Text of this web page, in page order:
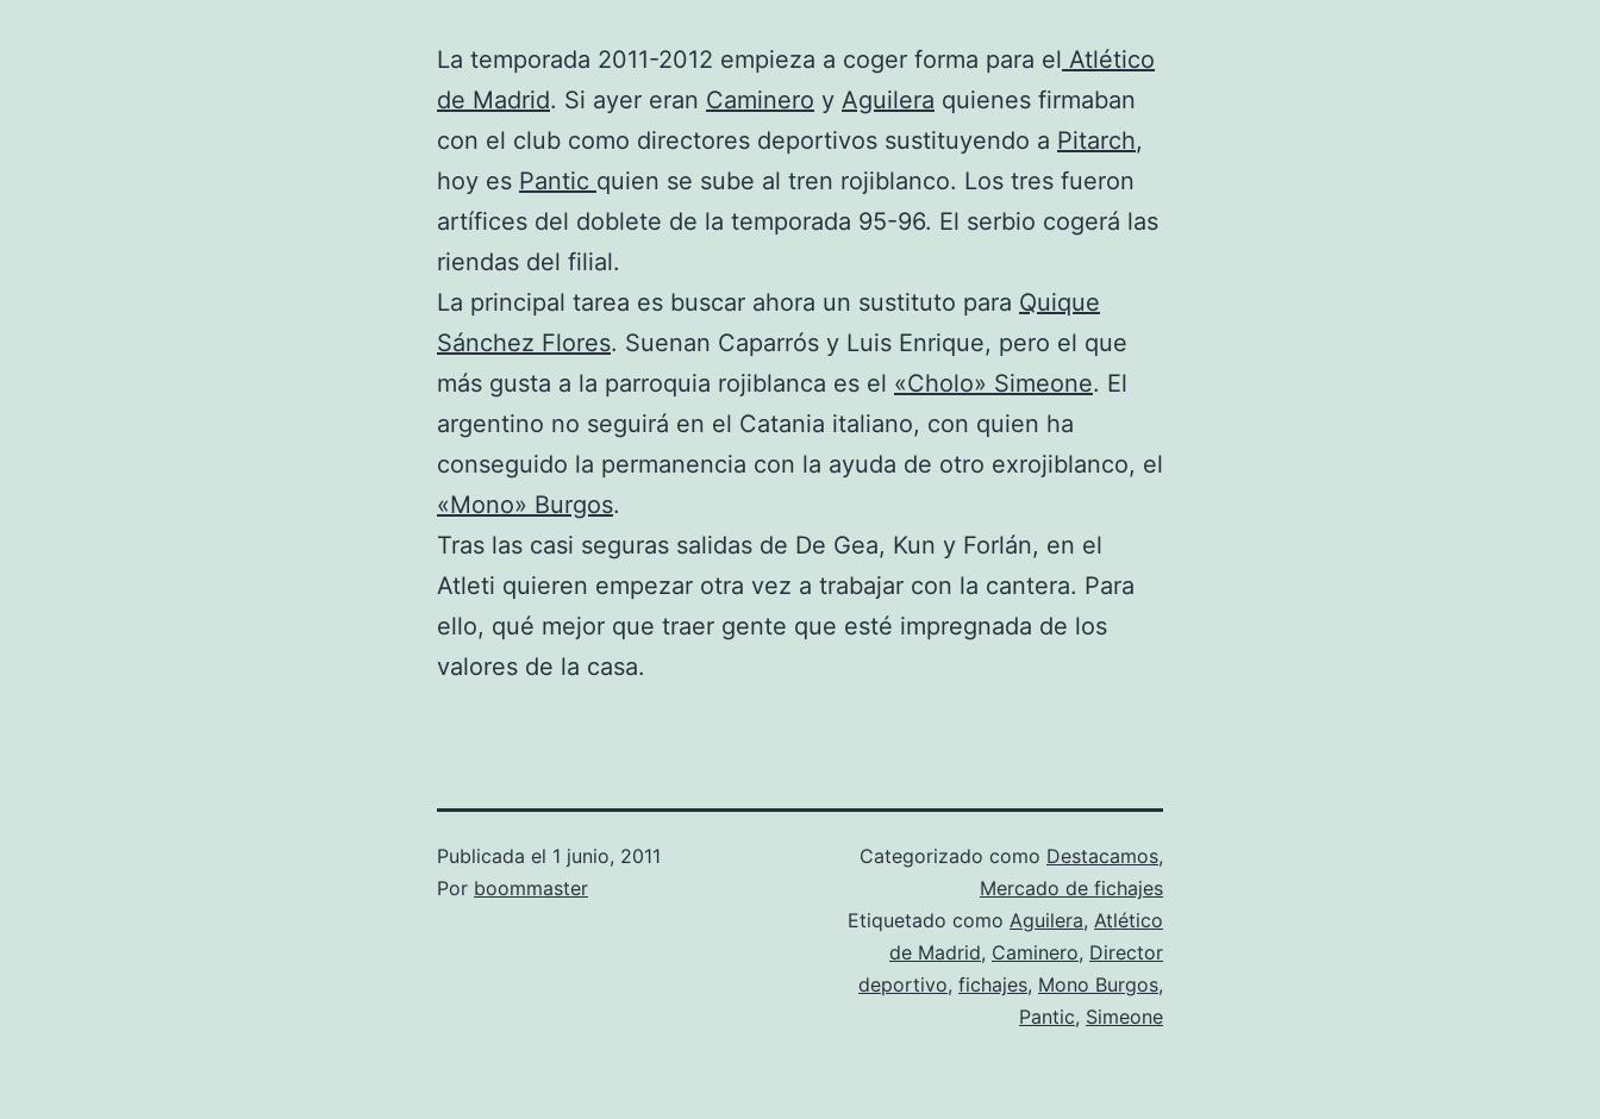
La temporada 2011-2012 empieza a coger forma para el Atlético
de Madrid. Si ayer eran Caminero y Aguilera quienes firmaban
con el club como directores deportivos sustituyendo a Pitarch,
hoy es Pantic quien se sube al tren rojiblanco. Los tres fueron
artífices del doblete de la temporada 95-96. El serbio cogerá las
riendas del filial.
La principal tarea es buscar ahora un sustituto para Quique
Sánchez Flores. Suenan Caparrós y Luis Enrique, pero el que
más gusta a la parroquia rojiblanca es el «Cholo» Simeone. El
argentino no seguirá en el Catania italiano, con quien ha
conseguido la permanencia con la ayuda de otro exrojiblanco, el
«Mono» Burgos.
Tras las casi seguras salidas de De Gea, Kun y Forlán, en el
Atleti quieren empezar otra vez a trabajar con la cantera. Para
ello, qué mejor que traer gente que esté impregnada de los
valores de la casa.
Publicada el 1 junio, 2011
Por boommaster
Categorizado como Destacamos,
Mercado de fichajes
Etiquetado como Aguilera, Atlético
de Madrid, Caminero, Director
deportivo, fichajes, Mono Burgos,
Pantic, Simeone